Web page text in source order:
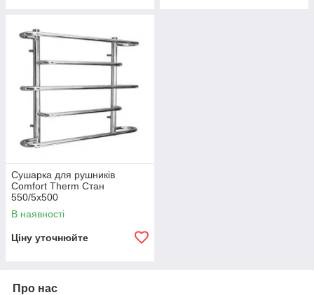
Сушарка для рушників
Comfort Therm Стан
550/5х500
В наявності
Ціну уточнюйте
Про нас